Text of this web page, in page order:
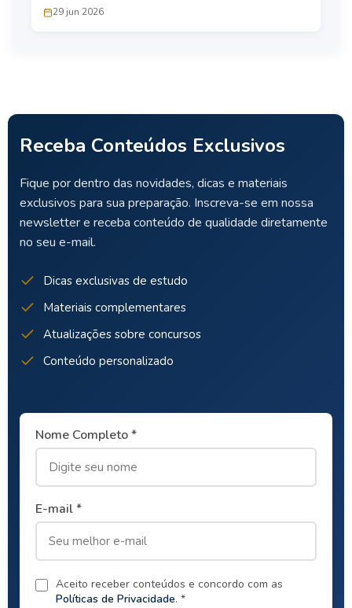
29 jun 2026
Receba Conteúdos Exclusivos
Fique por dentro das novidades, dicas e materiais
exclusivos para sua preparação. Inscreva-se em nossa
newsletter e receba conteúdo de qualidade diretamente
no seu e-mail.
Dicas exclusivas de estudo
Materiais complementares
Atualizações sobre concursos
Conteúdo personalizado
Nome Completo *
E-mail *
Aceito receber conteúdos e concordo com as
Políticas de Privacidade. *